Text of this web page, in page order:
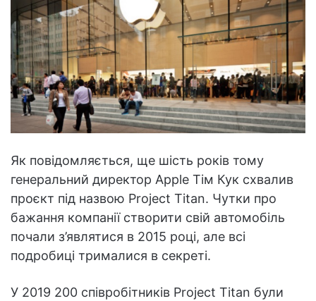
Як повідомляється, ще шість років тому
генеральний директор Apple Тім Кук схвалив
проєкт під назвою Project Titan. Чутки про
бажання компанії створити свій автомобіль
почали з’являтися в 2015 році, але всі
подробиці трималися в секреті.
У 2019 200 співробітників Project Titan були